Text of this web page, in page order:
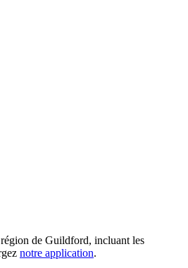
de Guildford, incluant les
notre application.